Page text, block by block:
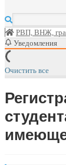
РВП, ВНЖ,
Уведомления
Очистить все